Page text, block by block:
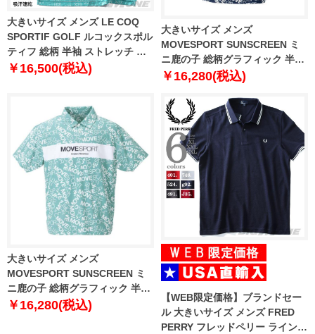
大きいサイズ メンズ LE COQ
SPORTIF GOLF ルコックスポル
ティフ 総柄 半袖 ストレッチ ゴ
ルフ ポロシャツ 吸汗速乾
￥16,500(税込)
大きいサイズ メンズ
MOVESPORT SUNSCREEN ミ
ニ鹿の子 総柄グラフィック 半袖
ポロシャツ ネイビー × ホワイト
￥16,280(税込)
大きいサイズ メンズ
MOVESPORT SUNSCREEN ミ
ニ鹿の子 総柄グラフィック 半袖
ポロシャツ カーキ × ホワイト
￥16,280(税込)
【WEB限定価格】ブランドセー
ル 大きいサイズ メンズ FRED
PERRY フレッドペリー ライン入